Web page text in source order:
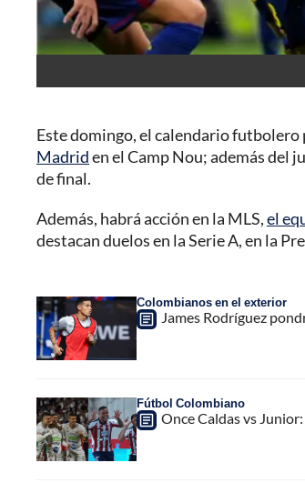
Este domingo, el calendario
Madriden el Camp Nou; además del
de final.
Además, habrá acción en la MLS,el
destacan duelos en la Serie A, en la
Colombianos en el exterior
James Rodríguez
Fútbol Colombiano
Once Caldas vs